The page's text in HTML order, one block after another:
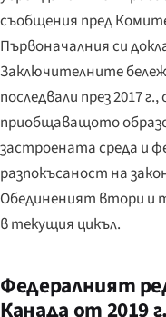
съобщения пред
Първоначалния си
Заключителните
последвали през 2017
приобщаващото
застроената среда и
разпокъсаност на
Обединеният втори и
в текущия цикъл.
Федералният
Канада от 2019 г.